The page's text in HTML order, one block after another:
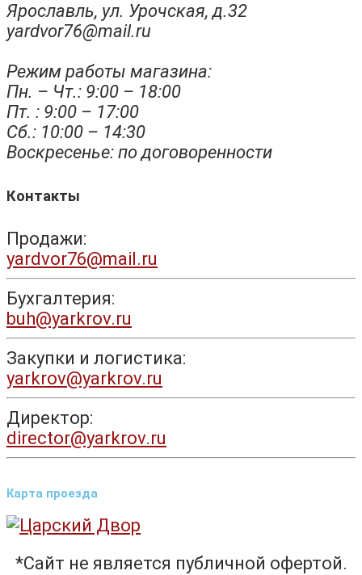
Ярославль, ул. Урочская, д.32
yardvor76@mail.ru
Режим работы магазина:
Пн. – Чт.: 9:00 – 18:00
Пт. : 9:00 – 17:00
Сб.: 10:00 – 14:30
Воскресенье: по договоренности
Контакты
Продажи:
yardvor76@mail.ru
Бухгалтерия:
buh@yarkrov.ru
Закупки и логистика:
yarkrov@yarkrov.ru
Директор:
director@yarkrov.ru
Карта проезда
*Сайт не является публичной офертой.